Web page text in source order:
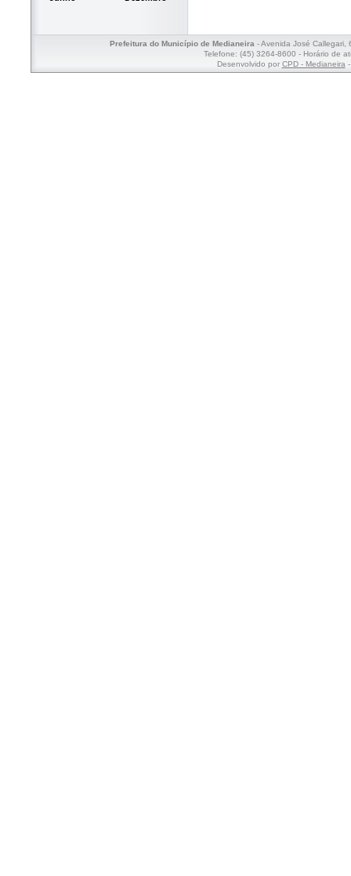
Prefeitura do Município de Medianeira- Avenida José Callegari,
Telefone: (45) 3264-8600 - Horário de
Desenvolvido por CPD - Medianeira-